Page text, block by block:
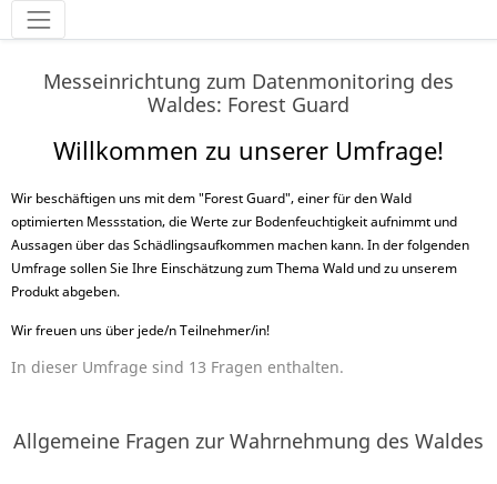
Messeinrichtung zum Datenmonitoring des
Waldes: Forest Guard
Willkommen zu unserer Umfrage!
Wir beschäftigen uns mit dem "Forest Guard", einer für den Wald
optimierten Messstation, die Werte zur Bodenfeuchtigkeit aufnimmt und
Aussagen über das Schädlingsaufkommen machen kann. In der folgenden
Umfrage sollen Sie Ihre Einschätzung zum Thema Wald und zu unserem
Produkt abgeben.
Wir freuen uns über jede/n Teilnehmer/in!
In dieser Umfrage sind 13 Fragen enthalten.
Allgemeine Fragen zur Wahrnehmung des Waldes